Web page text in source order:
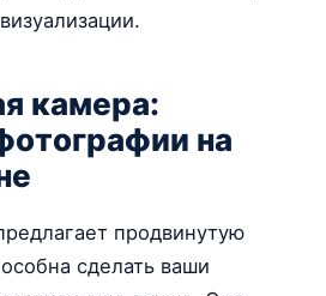
камера:
на
продвинутую
сделать ваши